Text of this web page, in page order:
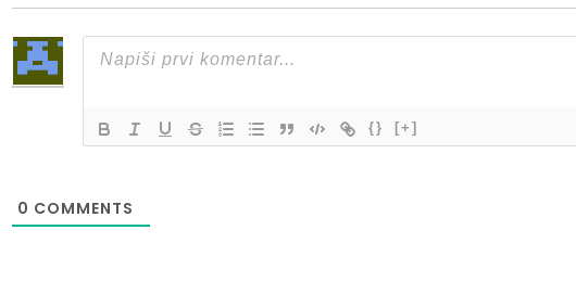
{} [+]
0 COMMENTS